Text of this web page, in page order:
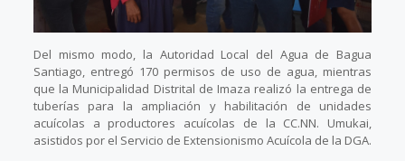
Del mismo modo, la Autoridad Local del Agua de Bagua
Santiago, entregó 170 permisos de uso de agua, mientras
que la Municipalidad Distrital de Imaza realizó la entrega de
tuberías para la ampliación y habilitación de unidades
acuícolas a productores acuícolas de la CC.NN. Umukai,
asistidos por el Servicio de Extensionismo Acuícola de la DGA.